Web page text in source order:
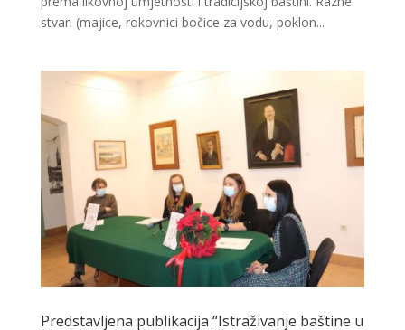
stvari (majice, rokovnici bočice za vodu, poklon...
Predstavljena publikacija “Istraživanje baštine u